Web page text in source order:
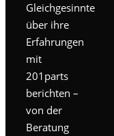
Gleichgesinnte
über ihre
Erfahrungen
mit
201parts
berichten –
von der
Beratung